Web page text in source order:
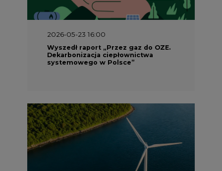
2026-05-23 16:00
Wyszedł raport „Przez gaz do OZE.
Dekarbonizacja ciepłownictwa
systemowego w Polsce”